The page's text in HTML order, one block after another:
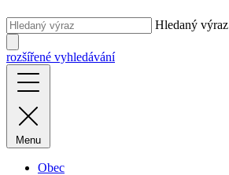
Hledaný výraz
rozšířené vyhledávání
Menu
Obec